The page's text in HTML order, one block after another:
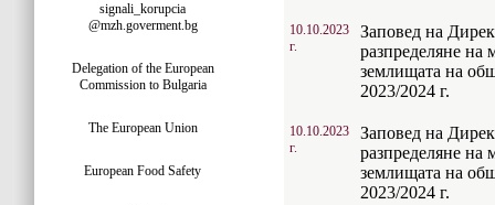
signali_korupcia
@mzh.goverment.bg
Delegation of the European
Commission to Bulgaria
The European Union
European Food Safety
10.10.2023
г.
Заповед на
разпределяне на
землищата на
2023/2024 г.
10.10.2023
г.
Заповед на
разпределяне на
землищата на
2023/2024 г.